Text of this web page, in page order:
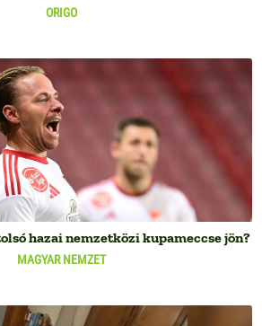
ORIGO
MAGYAR NEMZET
hazai nemzetközi kupameccse jön?